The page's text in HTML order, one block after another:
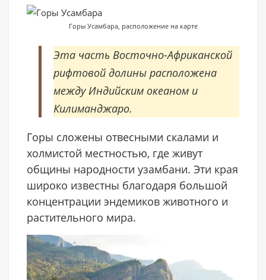
Горы Усамбара, расположение на карте
Эта часть Восточно-Африканской
рифтовой долины расположена
между Индийским океаном и
Килиманджаро.
Горы сложены отвесными скалами и
холмистой местностью, где живут
общины народности узамбани. Эти края
широко известны благодаря большой
концентрации эндемиков животного и
растительного мира.